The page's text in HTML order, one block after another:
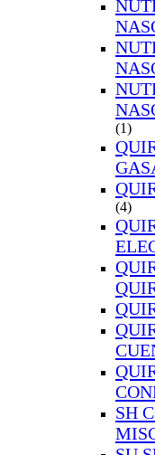
(1)
(4)
SH